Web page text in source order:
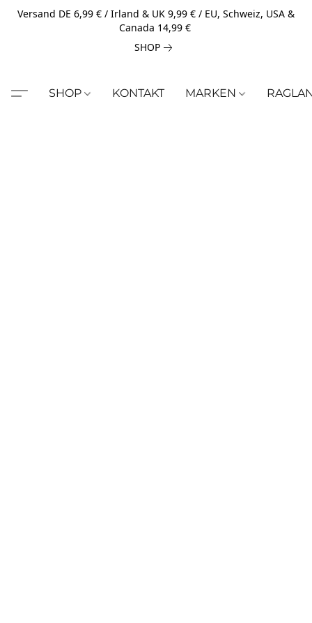
Versand DE 6,99 € / Irland & UK 9,99 € / EU, Schweiz, USA &
Canada 14,99 €
SHOP
SHOP KONTAKT MARKEN